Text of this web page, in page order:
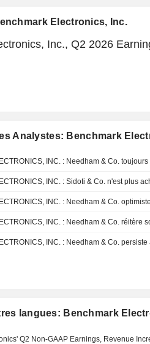
Electronics, Inc.
Inc., Q2 2026
Analystes: Benchmark
INC. : Needham & Co.
INC. : Sidoti & Co. n'est plus
INC. : Needham & Co.
INC. : Needham & Co. persiste
langues: Benchmark